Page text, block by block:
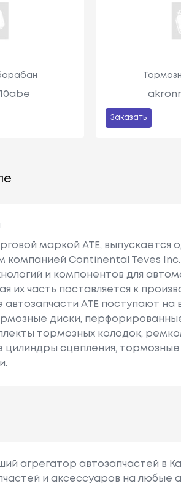
Заказать
маркой АТЕ, выпускается
компанией Continental Teves
и компонентов для
их часть поставляется к
автозапчасти АТЕ поступают на
диски,
тормозных колодок,
цилиндры сцепления,
агрегатор автозапчастей в
и аксессуаров на любые